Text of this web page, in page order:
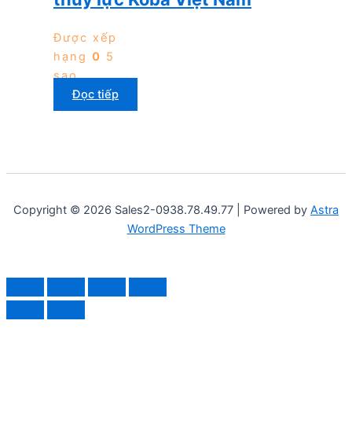
Được xếp
hạng 0 5
sao
Đọc tiếp
Copyright © 2026 Sales2-0938.78.49.77 | Powered by Astra
WordPress Theme